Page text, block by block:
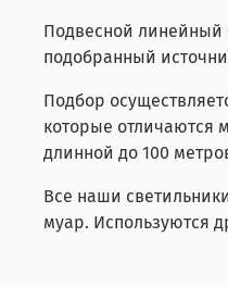
Подвесной линейный
подобранный
Подбор
которые отличаются
длинной до 100
Все наши
муар. Используются